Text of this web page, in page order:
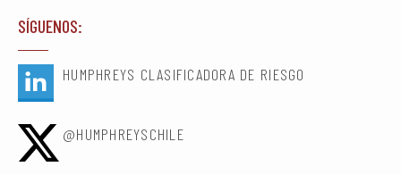
SÍGUENOS:
HUMPHREYS CLASIFICADORA DE RIESGO
@HUMPHREYSCHILE